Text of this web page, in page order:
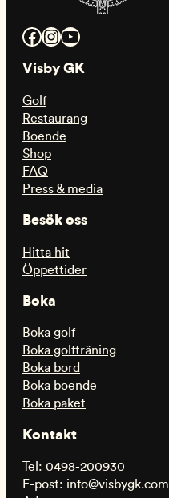
Facebook InstagramYouTube
Visby GK
Golf
Restaurang
Boende
Shop
FAQ
Press & media
Besök oss
Hitta hit
Öppettider
Boka
Boka golf
Boka golfträning
Boka bord
Boka boende
Boka paket
Kontakt
Tel: 0498-200930
E-post: info@visbygk.com